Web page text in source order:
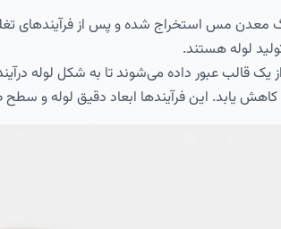
سنگ معدن مس استخراج شده و پس از
لوله هستند.
یابد. این فرآیندها ابعاد دقیق لوله و